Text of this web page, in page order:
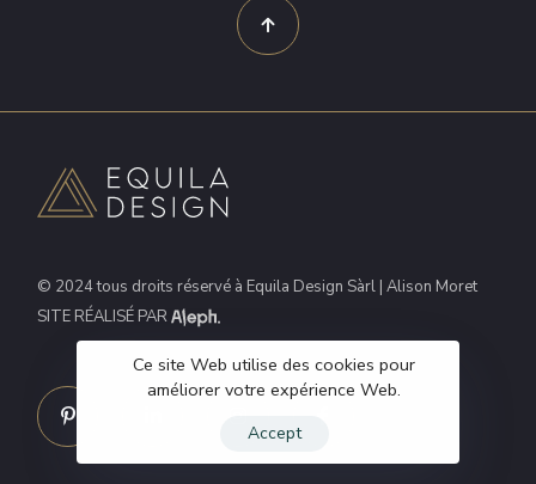
© 2024 tous droits réservé à Equila Design Sàrl | Alison Moret
SITE RÉALISÉ PAR
Ce site Web utilise des cookies pour
améliorer votre expérience Web.
Accept